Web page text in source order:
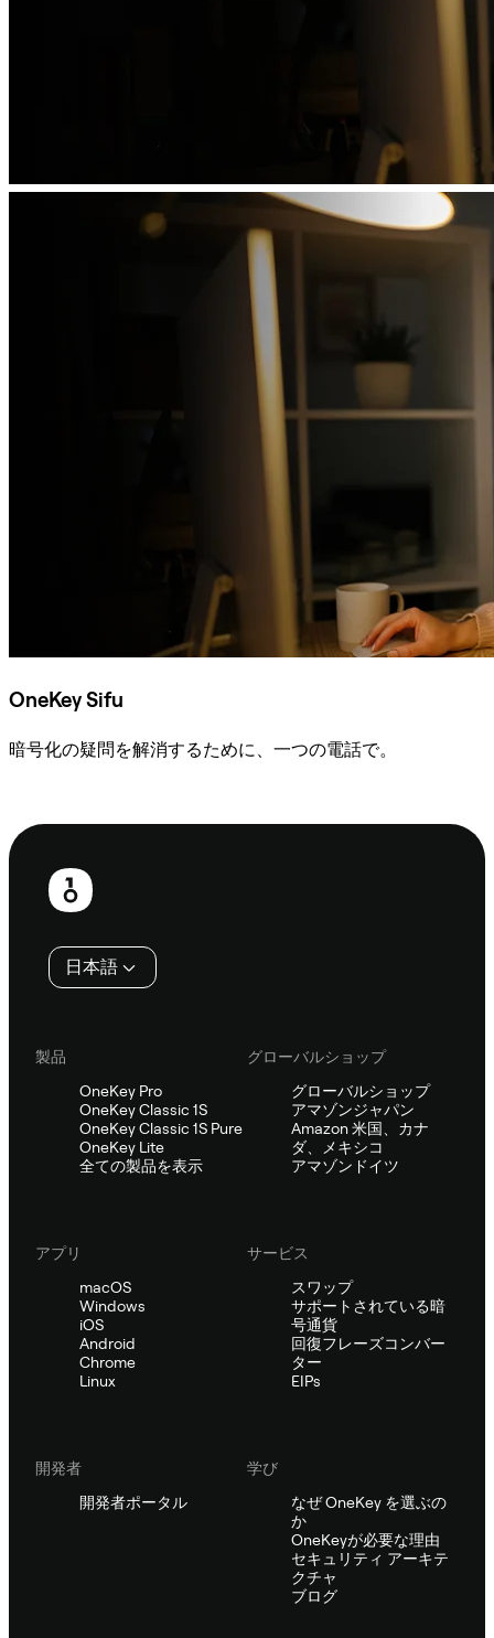
OneKey Sifu
暗号化の疑問を解消するために、一つの電話で。
フ
日本語
製品
OneKey Pro
OneKey Classic 1S
OneKey Classic 1S Pure
OneKey Lite
全ての製品を表示
グローバルショップ
グローバルショップ
アマゾンジャパン
Amazon 米国、カナ
ダ、メキシコ
アマゾンドイツ
アプリ
macOS
Windows
iOS
Android
Chrome
Linux
サービス
スワップ
サポートされている暗
号通貨
回復フレーズコンバー
ター
EIPs
開発者
開発者ポータル
学び
なぜ OneKey を選ぶの
か
OneKeyが必要な理由
セキュリティ アーキテ
クチャ
ブログ